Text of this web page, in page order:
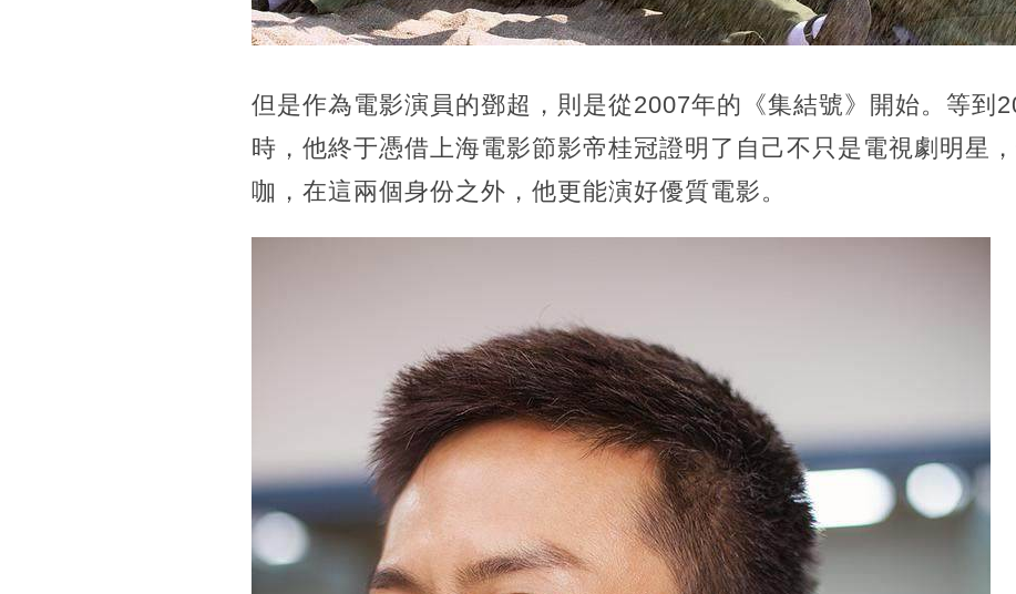
但是作為電影演員的鄧超， 則是從2007年的《集結號》開始。等到
時，他終于憑借上海電影節影帝桂冠證明了自己不只是電視劇明星
咖，在這兩個身份之外，他更能演好優質電影。